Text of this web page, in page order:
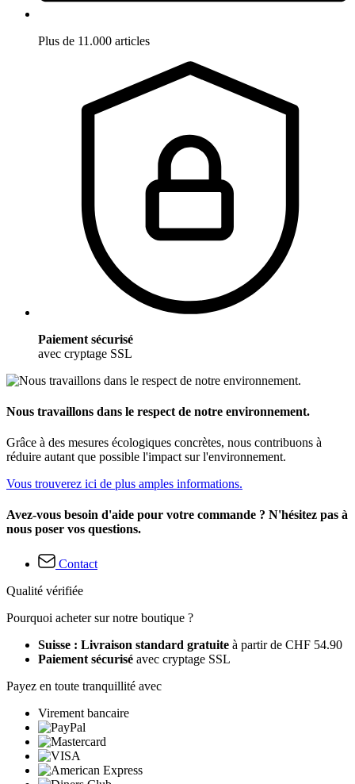
Plus de 11.000 articles
Paiement sécurisé
avec cryptage SSL
Nous travaillons dans le respect de notre environnement.
Grâce à des mesures écologiques concrètes, nous contribuons à
réduire autant que possible l'impact sur l'environnement.
Vous trouverez ici de plus amples informations.
Avez-vous besoin d'aide pour votre commande ? N'hésitez pas à
nous poser vos questions.
Contact
Qualité vérifiée
Pourquoi acheter sur notre boutique ?
Suisse : Livraison standard gratuite à partir de CHF 54.90
Paiement sécurisé avec cryptage SSL
Payez en toute tranquillité avec
Virement bancaire